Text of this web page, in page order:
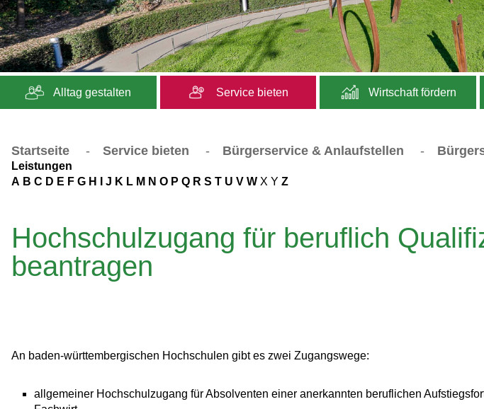
Alltag gestalten Service bieten Wirtschaft fördern
Startseite - Service bieten - Bürgerservice & Anlaufstellen -
Leistungen
A B C D E F G H J K L M N O P Q R S T U V W X Y Z
Hochschulzugang für beruflich
beantragen
An baden-württembergischen Hochschulen gibt es zwei Zugangswege:
allgemeiner Hochschulzugang für Absolventen einer anerkannten beruflichen